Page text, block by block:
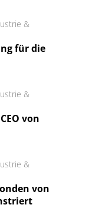
&
für die
&
von
&
von